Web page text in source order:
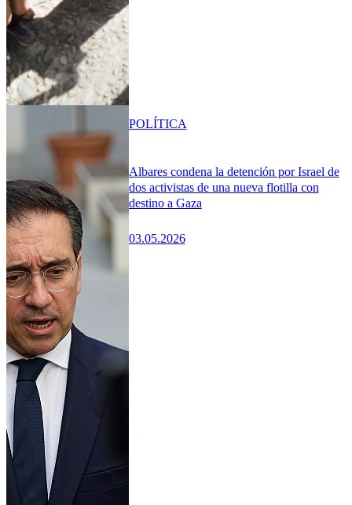
Albares condena la detención por Israel de
dos activistas de una nueva flotilla con
destino a Gaza
03.05.2026
POLÍTICA